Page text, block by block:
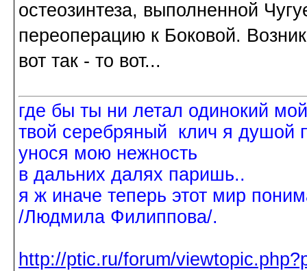
остеозинтеза, выполненной
переоперацию к Боковой.
вот так - то вот...
где бы ты ни летал одинокий
твой серебряный клич я душой
унося мою нежность
в дальних далях паришь..
я ж иначе теперь этот мир
/Людмила Филиппова/.
http://ptic.ru/forum/